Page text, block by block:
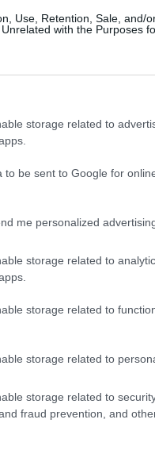
Use, Retention, Sale, and/
with the Purposes
storage related to
to be sent to Google for
me personalized
storage related to
storage related to
storage related to
storage related to
fraud prevention, and
országban vezettek-e be
kötelező használatára
útnak, mert ezek
, és fékrendszerét,
szolgálatot tehet az
folyamatosan
a járműbe.
illetve csúszós
eltereli a